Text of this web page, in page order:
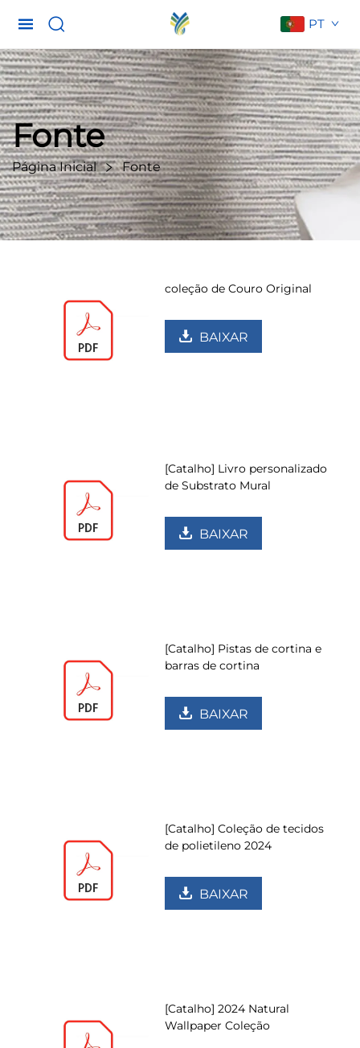
PT
Fonte
Página Inicial Fonte
coleção de Couro Original
BAIXAR
[Catalho] Livro personalizado
de Substrato Mural
BAIXAR
[Catalho] Pistas de cortina e
barras de cortina
BAIXAR
[Catalho] Coleção de tecidos
de polietileno 2024
BAIXAR
[Catalho] 2024 Natural
Wallpaper Coleção